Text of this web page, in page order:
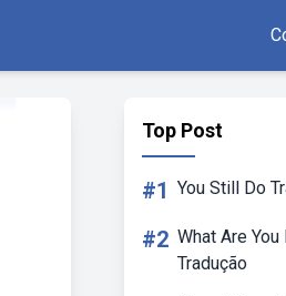
Top Post
#1 You Still Do
#2 What Are
Tradução